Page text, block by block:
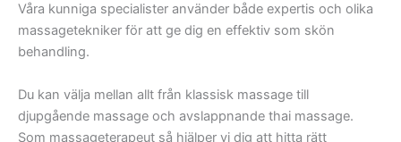
Våra kunniga specialister använder både expertis och olika
massagetekniker för att ge dig en effektiv som skön
behandling.
Du kan välja mellan allt från klassisk massage till
djupgående massage och avslappnande thai massage.
Som massageterapeut så hjälper vi dig att hitta rätt